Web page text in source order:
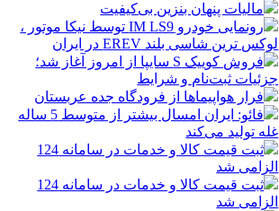
مالیات پنهان بنزین بی‌کیفیت
رونمایی خودرو IM LS9 توسط نیکا موتور ،
لوکس ترین شاسی بلند EREV در ایران
فروش کوییک S سایپا از امروز آغاز شد؛
جزئیات ثبت‌نام و شرایط
فرار هواپیماها از فرودگاه جده عربستان
فائو: ایران امسال بیشتر از متوسط 5 ساله
غله تولید می‌کند
ثبت قیمت کالا و خدمات در سامانه 124
الزامی شد
ثبت قیمت کالا و خدمات در سامانه 124
الزامی شد